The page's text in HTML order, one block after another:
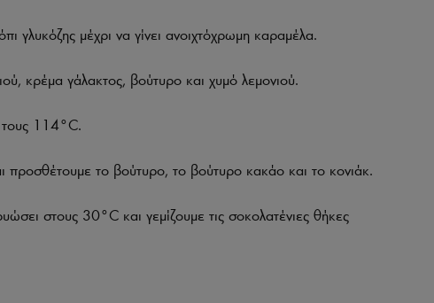
γλυκόζης μέχρι να γίνει ανοιχτόχρωμη καραμέλα.
κρέμα γάλακτος, βούτυρο και χυμό λεμονιού.
τους 114°C.
προσθέτουμε το βούτυρο, το βούτυρο κακάο και το κονιάκ.
στους 30°C και γεμίζουμε τις σοκολατένιες θήκες